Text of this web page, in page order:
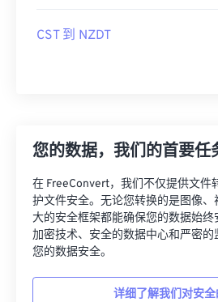
CST 到 NZDT
您的数据，我们的首要任
在 FreeConvert，我们不仅提供文件
护文件安全。无论您转换的是图像
大的安全框架都能确保您的数据始
加密技术、安全的数据中心和严密
您的数据安全。
详细了解我们对安